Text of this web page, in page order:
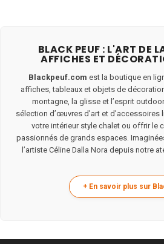
BLACK PEUF : L'ART DE
AFFICHES ET
Blackpeuf.com est la boutique en
affiches, tableaux et objets de
montagne, la glisse et l’esprit
sélection d’œuvres d’art et
votre intérieur style chalet ou offrir le
passionnés de grands espaces.
l’artiste Céline Dalla Nora depuis notre